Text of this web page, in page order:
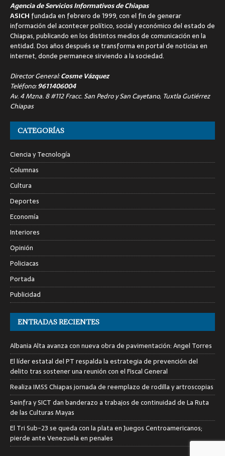
Agencia de Servicios Informativos de Chiapas
ASICH fundada en febrero de 1999, con el fin de generar
información del acontecer político, social y económico del estado de
Chiapas, publicando en los distintos medios de comunicación en la
entidad. Dos años después se transforma en portal de noticias en
internet, donde permanece sirviendo a la sociedad.
Director General:Cosme Vázquez
Teléfono:9611406004
Av. 4 Mzna. 8 #112 Fracc. San Pedro y San Cayetano, Tuxtla Gutiérrez
Chiapas
CATEGORÍAS
Ciencia y Tecnología
Columnas
Cultura
Deportes
Economía
Interiores
Opinión
Policiacas
Portada
Publicidad
ENTRADAS RECIENTES
Albania Alta avanza con nueva obra de pavimentación: Angel Torres
El líder estatal del PT respalda la estrategia de prevención del
delito tras sostener una reunión con el Fiscal General
Realiza IMSS Chiapas jornada de reemplazo de rodilla y artroscopias
Seinfra y SICT dan banderazo a trabajos de continuidad de La Ruta
de las Culturas Mayas
El Tri Sub-23 se queda con la plata en Juegos Centroamericanos;
pierde ante Venezuela en penales